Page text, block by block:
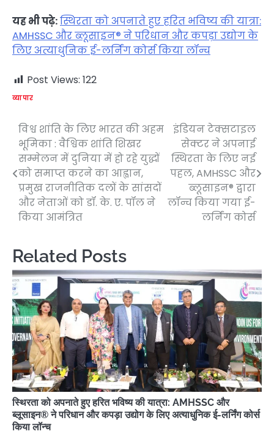
यह भी पढ़े:स्थिरता को अपनाते हुए हरित भविष्य की यात्रा:
AMHSSC और ब्लूसाइन® ने परिधान और कपड़ा उद्योग के
लिए अत्याधुनिक ई-लर्निंग कोर्स किया लॉन्च
Post Views: 122
व्यापार
Post
navigation
विश्व शांति के लिए भारत की अहम
भूमिका : वैश्विक शांति शिखर
सम्मेलन में दुनिया में हो रहे युद्धों
को समाप्त करने का आह्वान,
प्रमुख राजनीतिक दलों के सांसदों
और नेताओं को डॉ. के. ए. पॉल ने
किया आमंत्रित
इंडियन टेक्सटाइल
सेक्टर ने अपनाई
स्थिरता के लिए नई
पहल, AMHSSC और
ब्लूसाइन® द्वारा
लॉन्च किया गया ई-
लर्निंग कोर्स
Related Posts
स्थिरता को अपनाते हुए हरित भविष्य की यात्रा: AMHSSC और
ब्लूसाइन® ने परिधान और कपड़ा उद्योग के लिए अत्याधुनिक ई-लर्निंग कोर्स
किया लॉन्च